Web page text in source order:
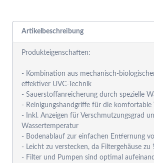
Artikelbeschreibung
Produkteigenschaften:
- Kombination aus mechanisch-
effektiver UVC-Technik
- Sauerstoffanreicherung durch spezielle
- Reinigungshandgriffe für die komfortable
- Inkl. Anzeigen für Verschmutzungsgrad
Wassertemperatur
- Bodenablauf zur einfachen Entfernung
- Leicht zu verstecken, da Filtergehäuse zu
- Filter und Pumpen sind optimal